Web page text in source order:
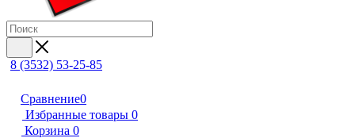
8 (3532) 53-25-85
Сравнение0
Избранные товары 0
Корзина 0